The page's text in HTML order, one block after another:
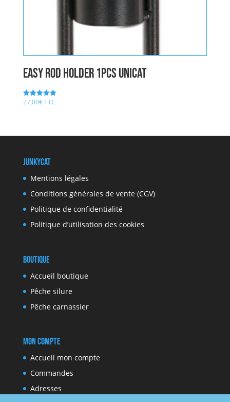
easy rod holder 1pcs UNICAT
Note
27,00€TTC
JunkyCat
Mentions légales
Conditions générales de vente (CGV)
Politique de confidentialité
Politique d’utilisation des cookies
Boutique
Accueil boutique
Pêche silure
Pêche carnassier
Mon compte
Accueil mon compte
Commandes
Adresses